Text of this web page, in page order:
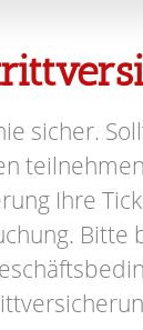
sicher.
Ihre
Bitte